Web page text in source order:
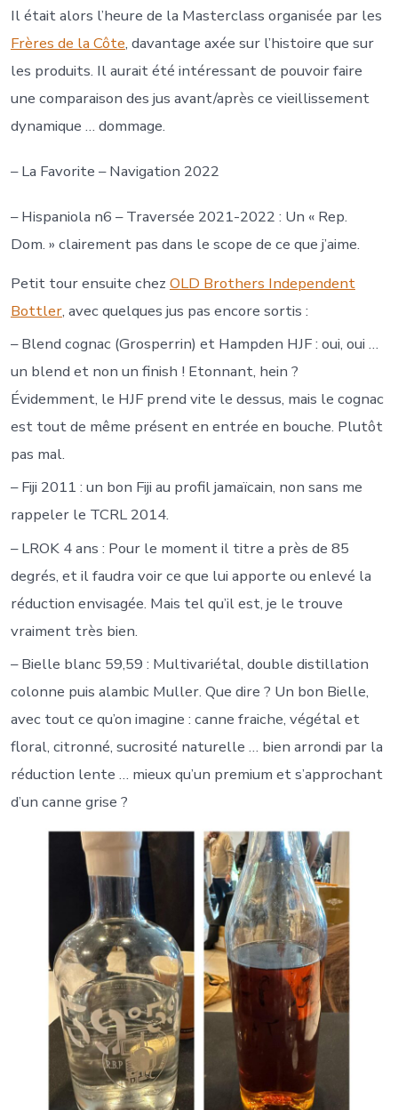
Il était alors l’heure de la Masterclass organisée par les
Frères de la Côte, davantage axée sur l’histoire que sur
les produits. Il aurait été intéressant de pouvoir faire
une comparaison des jus avant/après ce vieillissement
dynamique … dommage.
– La Favorite – Navigation 2022
– Hispaniola n6 – Traversée 2021-2022 : Un « Rep.
Dom. » clairement pas dans le scope de ce que j’aime.
Petit tour ensuite chez OLD Brothers Independent
Bottler, avec quelques jus pas encore sortis :
– Blend cognac (Grosperrin) et Hampden HJF : oui, oui …
un blend et non un finish ! Etonnant, hein ?
Évidemment, le HJF prend vite le dessus, mais le cognac
est tout de même présent en entrée en bouche. Plutôt
pas mal.
– Fiji 2011 : un bon Fiji au profil jamaïcain, non sans me
rappeler le TCRL 2014.
– LROK 4 ans : Pour le moment il titre a près de 85
degrés, et il faudra voir ce que lui apporte ou enlevé la
réduction envisagée. Mais tel qu’il est, je le trouve
vraiment très bien.
– Bielle blanc 59,59 : Multivariétal, double distillation
colonne puis alambic Muller. Que dire ? Un bon Bielle,
avec tout ce qu’on imagine : canne fraiche, végétal et
floral, citronné, sucrosité naturelle … bien arrondi par la
réduction lente … mieux qu’un premium et s’approchant
d’un canne grise ?